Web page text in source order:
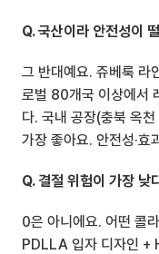
Q. 국산이라 안전성이
그 반대예요. 쥬베룩 라
로벌 80개국 이상에서
다. 국내 공장(충북 옥
가장 좋아요. 안전성·효
Q. 결절 위험이 가장 낮
0은 아니에요. 어떤 콜
PDLLA 입자 디자인 +